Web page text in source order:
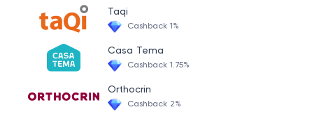
Taqi
Cashback 1%
Casa Tema
Cashback 1.75%
Orthocrin
Cashback 2%